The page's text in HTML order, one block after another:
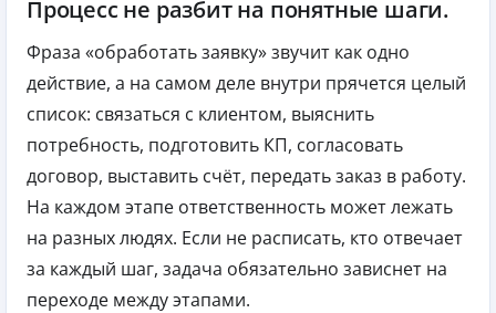
Процесс не разбит на понятные шаги.
Фраза «обработать заявку» звучит как одно
действие, а на самом деле внутри прячется целый
список: связаться с клиентом, выяснить
потребность, подготовить КП, согласовать
договор, выставить счёт, передать заказ в работу.
На каждом этапе ответственность может лежать
на разных людях. Если не расписать, кто отвечает
за каждый шаг, задача обязательно зависнет на
переходе между этапами.